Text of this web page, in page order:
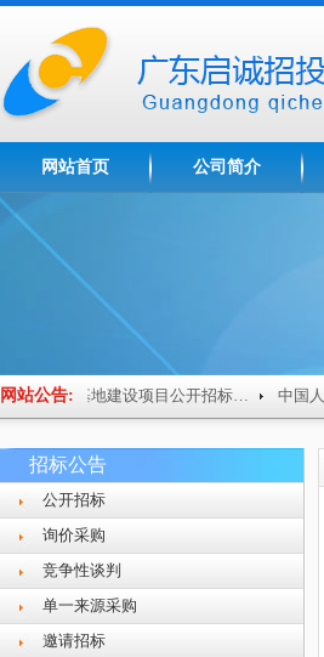
网站首页 公司简介
网站公告: 梅州市技师学院南粤家政基地建设项目公开招标公告
招标公告
公开招标
询价采购
竞争性谈判
单一来源采购
邀请招标